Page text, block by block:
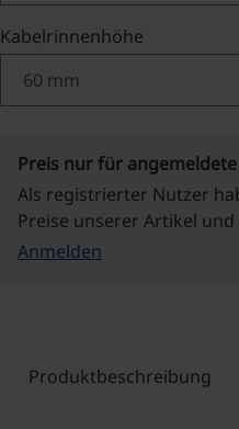
Kabelrinnenhöhe
Preis nur für
Als registrierter Nutzer
Preise unserer Artikel
Anmelden
Produktbeschreibung